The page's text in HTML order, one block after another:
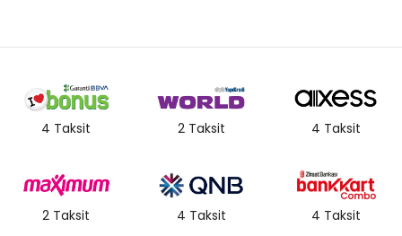
4 Taksit 2 Taksit 4 Taksit
2 Taksit 4 Taksit 4 Taksit